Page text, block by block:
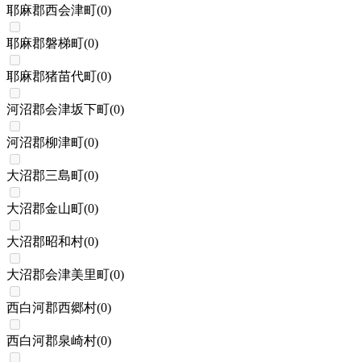
耶麻郡西会津町(0)
耶麻郡磐梯町(0)
耶麻郡猪苗代町(0)
河沼郡会津坂下町(0)
河沼郡柳津町(0)
大沼郡三島町(0)
大沼郡金山町(0)
大沼郡昭和村(0)
大沼郡会津美里町(0)
西白河郡西郷村(0)
西白河郡泉崎村(0)